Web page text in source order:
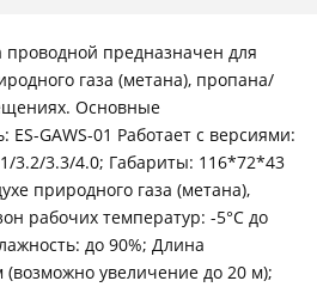
проводной предназначен для
газа (метана), пропана/
Основные
GAWS-01 Работает с версиями:
3.2/3.3/4.0; Габариты: 116*72*43
природного газа (метана),
рабочих температур: -5°С до
до 90%; Длина
(возможно увеличение до 20 м);